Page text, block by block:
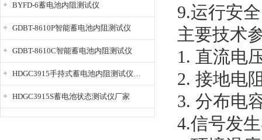
BYFD-6蓄电池内阻测试仪
GDBT-8610P智能蓄电池内阻测试仪
GDBT-8610C智能蓄电池内阻测试仪
HDGC3915手持式蓄电池内阻测试仪厂家
HDGC3915S蓄电池状态测试仪厂家
9.运行安
主要技术
1. 直流电
2. 接地电
3. 分布电
4.信号发